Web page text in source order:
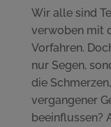
Wir alle sind
verwoben mit
Vorfahren.
nur Segen,
die
vergangener
beeinflussen?